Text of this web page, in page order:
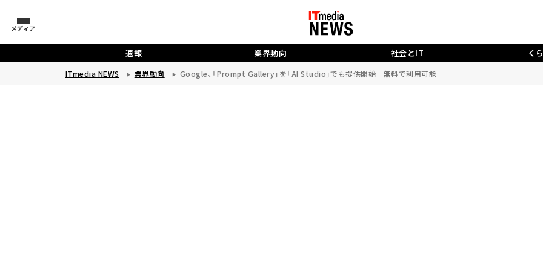
メディア
速報 業界動向 社会とIT く
ITmedia NEWS 業界動向 Google、「Prompt Gallery」を「AI Studio」でも提供開始 無料で利用可能